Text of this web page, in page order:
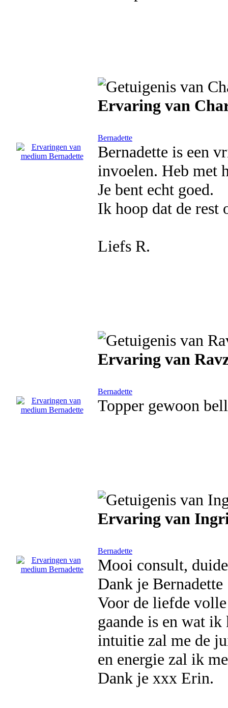
Ervaring van
Bernadette
Bernadette is een
invoelen. Heb met
Je bent echt goed.
Ik hoop dat de rest
Liefs R.
Ervaring van
Bernadette
Topper gewoon
Ervaring van
Bernadette
Mooi consult,
Dank je Bernadette
Voor de liefde
gaande is en wat
intuitie zal me de
en energie zal ik
Dank je xxx Erin.